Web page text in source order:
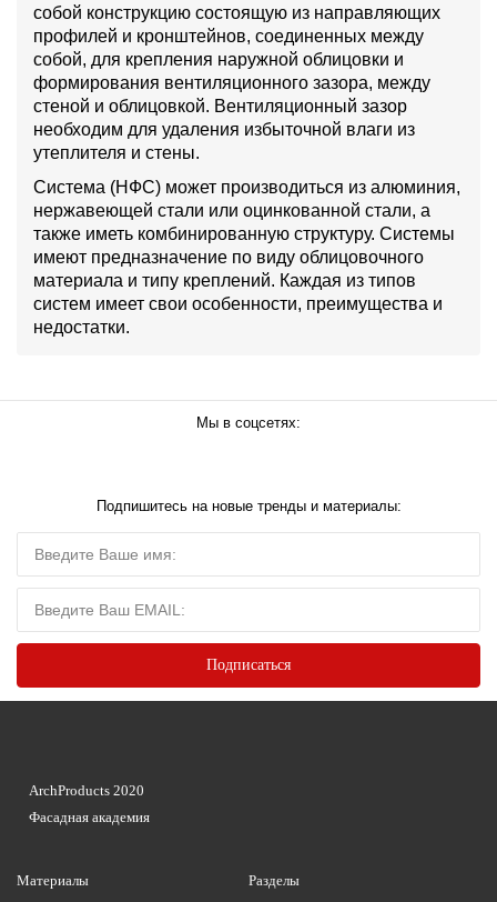
собой конструкцию состоящую из направляющих
профилей и кронштейнов, соединенных между
собой, для крепления наружной облицовки и
формирования вентиляционного зазора, между
стеной и облицовкой. Вентиляционный зазор
необходим для удаления избыточной влаги из
утеплителя и стены.
Система (НФС) может производиться из алюминия,
нержавеющей стали или оцинкованной стали, а
также иметь комбинированную структуру. Системы
имеют предназначение по виду облицовочного
материала и типу креплений. Каждая из типов
систем имеет свои особенности, преимущества и
недостатки.
Мы в соцсетях:
Подпишитесь на новые тренды и материалы:
Материалы Разделы
ArchProducts 2020
Фасадная академия